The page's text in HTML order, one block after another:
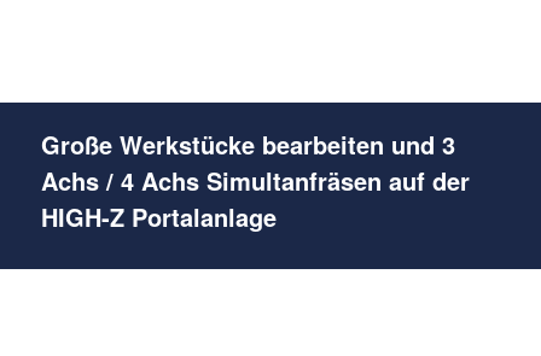
Große Werkstücke bearbeiten und 3
Achs / 4 Achs Simultanfräsen auf der
HIGH-Z Portalanlage